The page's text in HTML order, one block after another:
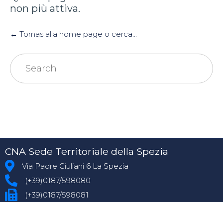
non più attiva.
← Tornas alla home page o cerca...
Search
for:
CNA Sede Territoriale della Spezia
Via Padre Giuliani 6 La Spezia
(+39)0187/598080
(+39)0187/598081